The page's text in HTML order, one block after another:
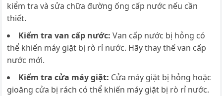
kiểm tra và sửa chữa đường ống cấp nước nếu cần
thiết.
Kiểm tra van cấp nước: Van cấp nước bị hỏng có
thể khiến máy giặt bị rò rỉ nước. Hãy thay thế van cấp
nước mới.
Kiểm tra cửa máy giặt: Cửa máy giặt bị hỏng hoặc
gioăng cửa bị rách có thể khiến máy giặt bị rò rỉ nước.